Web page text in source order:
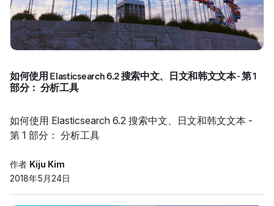
如何使用 Elasticsearch 6.2 搜索中文、日文和韩文文本 - 第 1
部分： 分析工具
如何使用 Elasticsearch 6.2 搜索中文、日文和韩文文本 -
第 1 部分： 分析工具
作者 Kiju Kim
2018年5月24日